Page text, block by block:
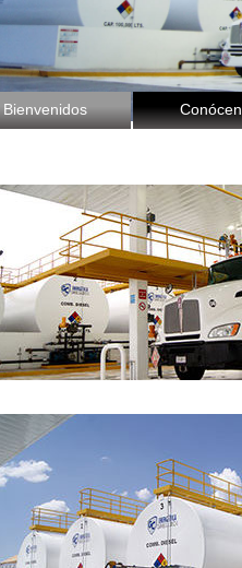
Bienvenidos